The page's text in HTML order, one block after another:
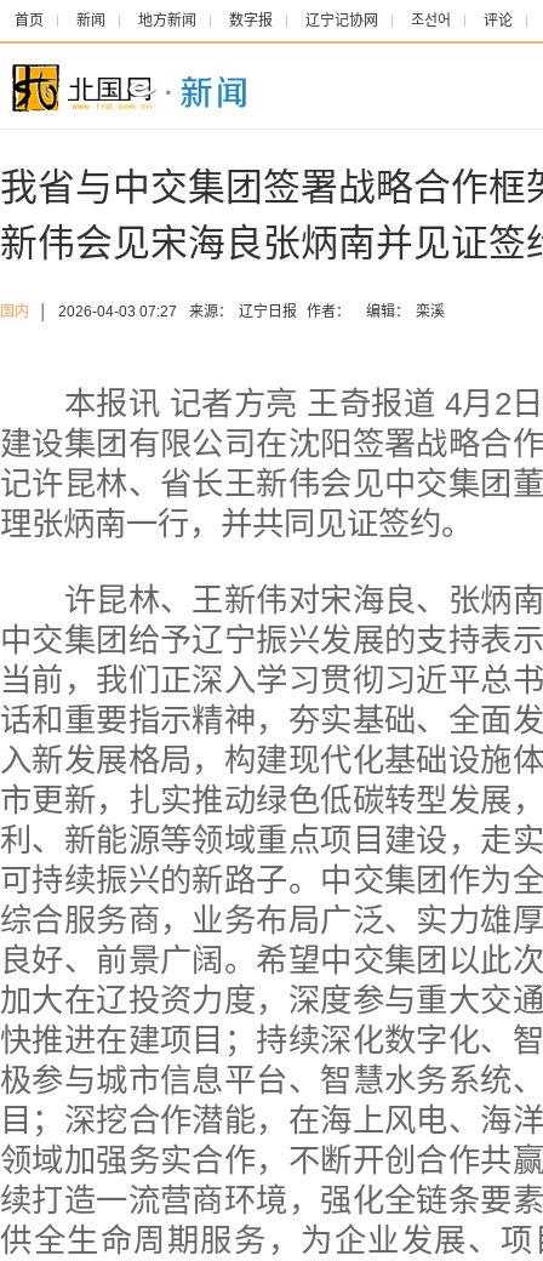
首页 新闻 地方新闻 数字报 辽宁记协网 조선어 评论
我省与中交集团签署战略合作框
新伟会见宋海良张炳南并见证签
国内 2026-04-03 07:27 来源： 辽宁日报 作者： 编辑： 栾溪
本报讯 记者方亮 王奇报道 4月2日
建设集团有限公司在沈阳签署战略合
记许昆林、省长王新伟会见中交集团
理张炳南一行，并共同见证签约。
许昆林、王新伟对宋海良、张炳南
中交集团给予辽宁振兴发展的支持表
当前，我们正深入学习贯彻习近平总
话和重要指示精神，夯实基础、全面
入新发展格局，构建现代化基础设施
市更新，扎实推动绿色低碳转型发展
利、新能源等领域重点项目建设，走
可持续振兴的新路子。中交集团作为
综合服务商，业务布局广泛、实力雄
良好、前景广阔。希望中交集团以此
加大在辽投资力度，深度参与重大交
快推进在建项目；持续深化数字化、
极参与城市信息平台、智慧水务系统
目；深挖合作潜能，在海上风电、海
领域加强务实合作，不断开创合作共
续打造一流营商环境，强化全链条要
供全生命周期服务，为企业发展、